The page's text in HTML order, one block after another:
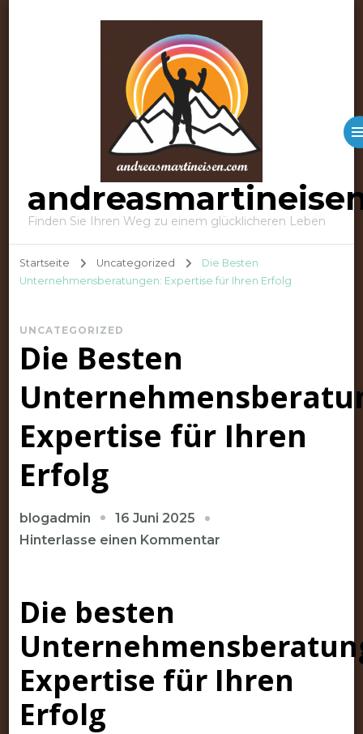
Finden Sie Ihren Weg zu einem glücklicheren Leben
Startseite Uncategorized
Die Besten
Unternehmensberatungen: Expertise für Ihren Erfolg
UNCATEGORIZED
Die Besten
Expertise für Ihren
Erfolg
blogadmin
16 Juni 2025
Hinterlasse einen Kommentarzu
für
Ihren
Erfolg
Die besten
Expertise für Ihren
Erfolg